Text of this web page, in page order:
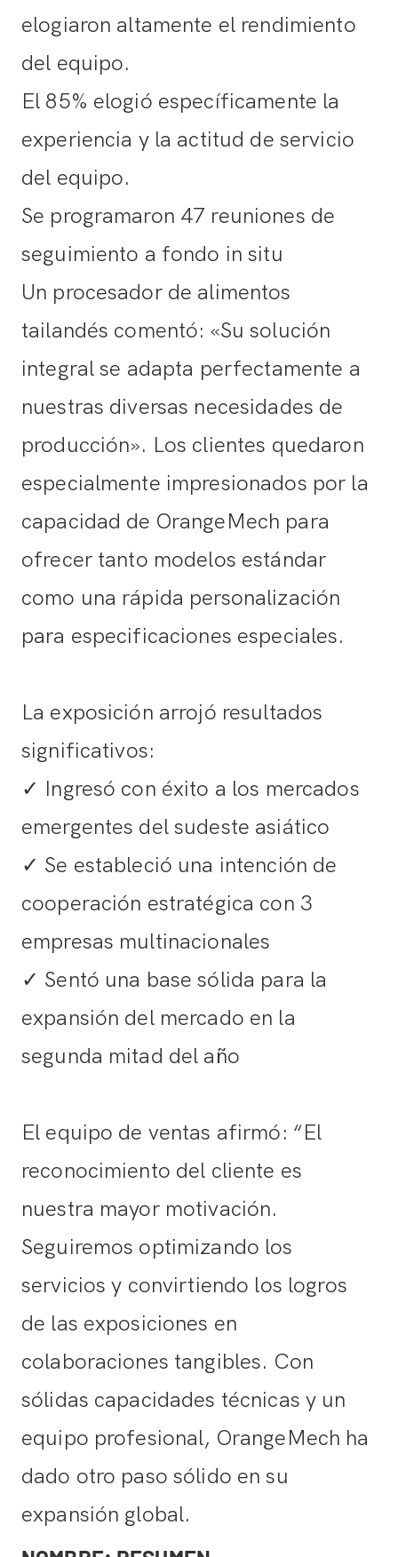
elogiaron altamente el rendimiento
del equipo.
El 85% elogió específicamente la
experiencia y la actitud de servicio
del equipo.
Se programaron 47 reuniones de
seguimiento a fondo in situ
Un procesador de alimentos
tailandés comentó: «Su solución
integral se adapta perfectamente a
nuestras diversas necesidades de
producción». Los clientes quedaron
especialmente impresionados por la
capacidad de OrangeMech para
ofrecer tanto modelos estándar
como una rápida personalización
para especificaciones especiales.
La exposición arrojó resultados
significativos:
✓ Ingresó con éxito a los mercados
emergentes del sudeste asiático
✓ Se estableció una intención de
cooperación estratégica con 3
empresas multinacionales
✓ Sentó una base sólida para la
expansión del mercado en la
segunda mitad del año
El equipo de ventas afirmó: “El
reconocimiento del cliente es
nuestra mayor motivación.
Seguiremos optimizando los
servicios y convirtiendo los logros
de las exposiciones en
colaboraciones tangibles. Con
sólidas capacidades técnicas y un
equipo profesional, OrangeMech ha
dado otro paso sólido en su
expansión global.